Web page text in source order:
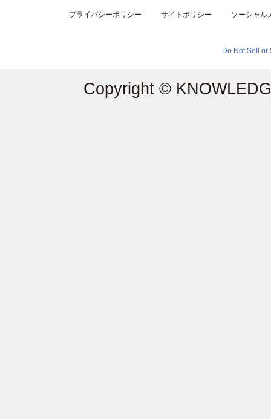
プライバシーポリシー サイトポリシー ソーシャル
Do Not Sell or
Copyright ©